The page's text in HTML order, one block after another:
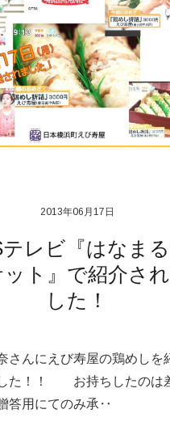
2013年06月17日
レビ『はなま
ット』で紹介され
した！
さんにえび寿屋の鶏めしを
た！！ お持ちしたのは
答用にてのみ承‥